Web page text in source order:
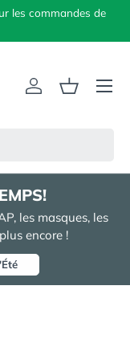
les commandes de
Se connecter
Panier
Menu
les masques, les
encore !